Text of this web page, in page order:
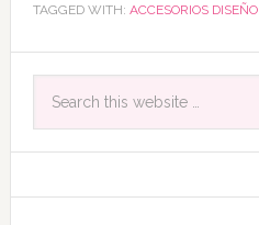
TAGGED WITH: ACCESORIOS DISEÑO,